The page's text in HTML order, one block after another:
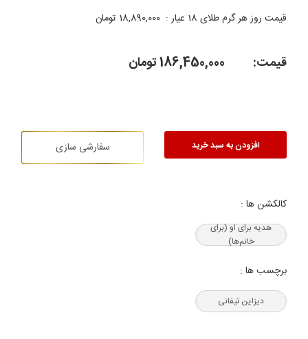
قیمت روز هر گرم طلای 18 عیار :
18,890,000 تومان
قیمت: 186,450,000تومان
افزودن به سبد خرید سفارشی سازی
کالکشن ها :
هدیه‌ برای او (برای
خانم‌ها)
برچسب ها :
دیزاین تیفانی